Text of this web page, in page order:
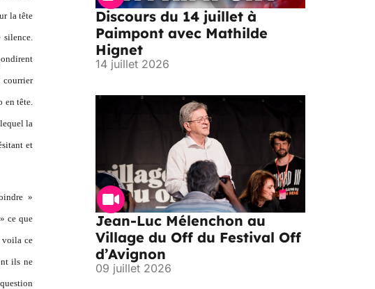
la tête
courrier
en tête.
la
et
»
ce que
voila ce
ils ne
Discours du 14 juillet à
Paimpont avec Mathilde
Hignet
14 juillet 2026
Jean-Luc Mélenchon au
Village du Off du Festival Off
d’Avignon
09 juillet 2026